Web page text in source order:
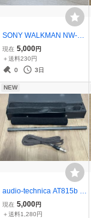
SONY WALKMAN NW-S7
05F 2GB ソニー ウォーク
マン スティック型 動作未
確認 Sony NW-E507
現在 5,000円
＋送料230円
0
3日
NEW
audio-technica AT815b ガ
ンマイク ウインドスクリ
ーン・ケーブル・専用ケ
現在 5,000円
＋送料1,280円